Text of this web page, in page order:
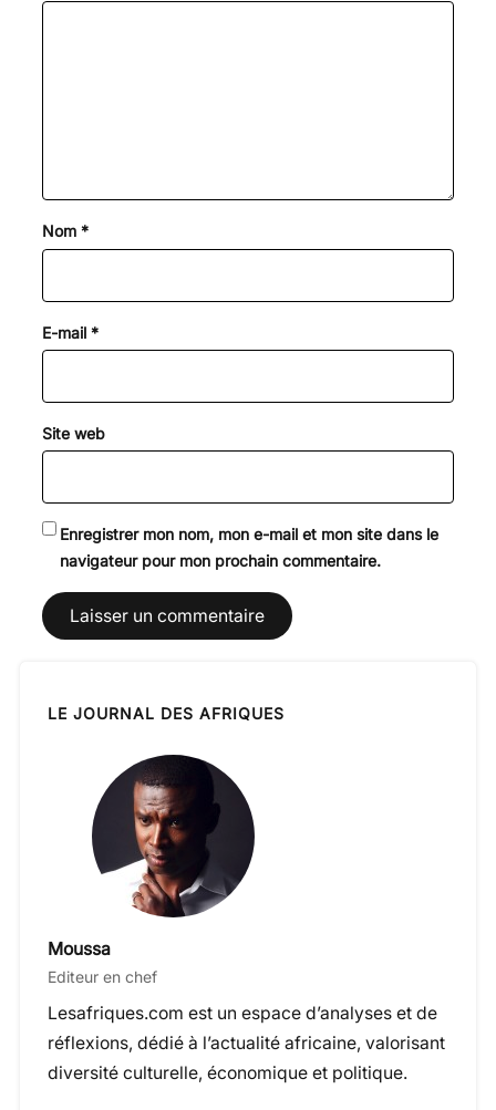
k
m
n
r
Nom *
E-mail *
Site web
Enregistrer mon nom, mon e-mail et mon site dans le
navigateur pour mon prochain commentaire.
LE JOURNAL DES AFRIQUES
Moussa
Editeur en chef
Lesafriques.com est un espace d’analyses et de
réflexions, dédié à l’actualité africaine, valorisant
diversité culturelle, économique et politique.